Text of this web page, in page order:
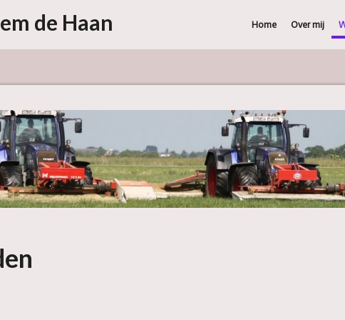
de Haan Home Over mij